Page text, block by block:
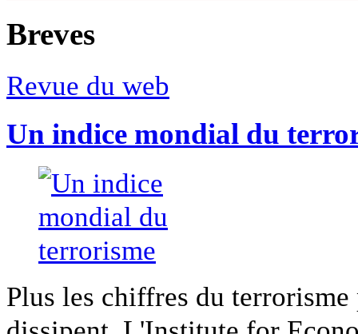
Breves
Revue du web
Un indice mondial du
Plus les chiffres du